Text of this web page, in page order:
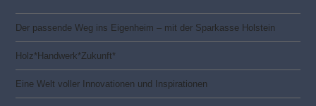
Der passende Weg ins Eigenheim – mit der Sparkasse Holstein
Holz*Handwerk*Zukunft*
Eine Welt voller Innovationen und Inspirationen